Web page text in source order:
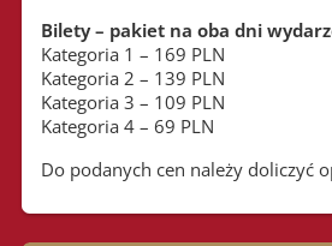
Bilety – pakiet na oba dni
Kategoria 1 – 169 PLN
Kategoria 2 – 139 PLN
Kategoria 3 – 109 PLN
Kategoria 4 – 69 PLN
Do podanych cen należy doliczyć